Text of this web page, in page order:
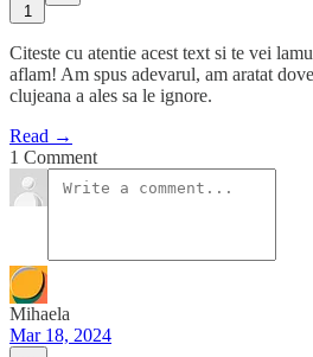
1
Citeste cu atentie acest text si te vei
aflam! Am spus adevarul, am aratat
clujeana a ales sa le ignore.
Read →
1 Comment
Mihaela
Mar 18, 2024